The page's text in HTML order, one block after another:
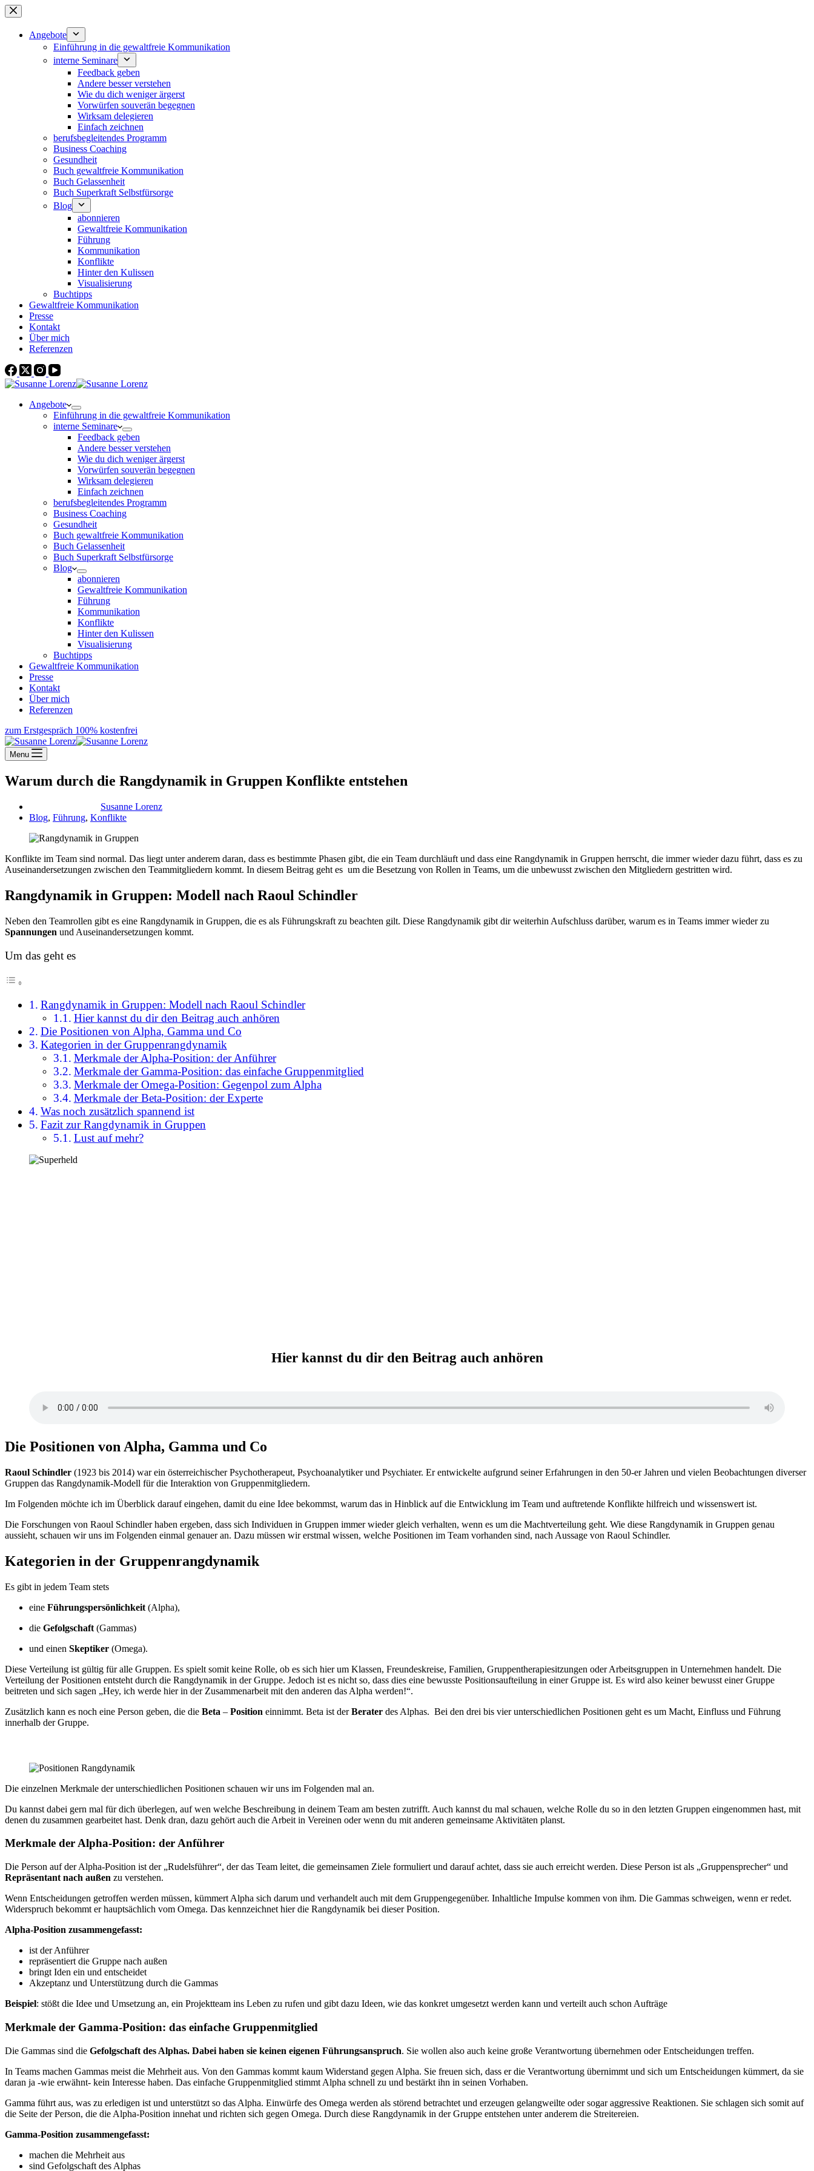
Zum
Inhalt
springenAngebote
Einführung in die gewaltfreie Kommunikation
interne Seminare
Feedback geben
Andere besser verstehen
Wie du dich weniger ärgerst
Vorwürfen souverän begegnen
Wirksam delegieren
Einfach zeichnen
berufsbegleitendes Programm
Business Coaching
Gesundheit
Buch gewaltfreie Kommunikation
Buch Gelassenheit
Buch Superkraft Selbstfürsorge
Blog
abonnieren
Gewaltfreie Kommunikation
Führung
Kommunikation
Konflikte
Hinter den Kulissen
Visualisierung
Buchtipps
Gewaltfreie Kommunikation
Presse
Kontakt
Über mich
Referenzen
Angebote
Einführung in die gewaltfreie Kommunikation
interne Seminare
Feedback geben
Andere besser verstehen
Wie du dich weniger ärgerst
Vorwürfen souverän begegnen
Wirksam delegieren
Einfach zeichnen
berufsbegleitendes Programm
Business Coaching
Gesundheit
Buch gewaltfreie Kommunikation
Buch Gelassenheit
Buch Superkraft Selbstfürsorge
Blog
abonnieren
Gewaltfreie Kommunikation
Führung
Kommunikation
Konflikte
Hinter den Kulissen
Visualisierung
Buchtipps
Gewaltfreie Kommunikation
Presse
Kontakt
Über mich
Referenzen
zum Erstgespräch 100% kostenfrei
Menu
Warum durch die Rangdynamik in Gruppen Konflikte entstehen
Susanne Lorenz
Blog, Führung, Konflikte
Konflikte im Team sind normal. Das liegt unter anderem daran, dass es bestimmte Phasen gibt, die ein Team durchläuft und dass eine Rangdynamik in Gruppen herrscht, die immer wieder dazu führt, dass es zu
Auseinandersetzungen zwischen den Teammitgliedern kommt. In diesem Beitrag geht es um die Besetzung von Rollen in Teams, um die unbewusst zwischen den Mitgliedern gestritten wird.
Rangdynamik in Gruppen: Modell nach Raoul Schindler
Neben den Teamrollen gibt es eine Rangdynamik in Gruppen, die es als Führungskraft zu beachten gilt. Diese Rangdynamik gibt dir weiterhin Aufschluss darüber, warum es in Teams immer wieder zu
Spannungen und Auseinandersetzungen kommt.
Um das geht es
Rangdynamik in Gruppen: Modell nach Raoul Schindler
Hier kannst du dir den Beitrag auch anhören
Die Positionen von Alpha, Gamma und Co
Kategorien in der Gruppenrangdynamik
Merkmale der Alpha-Position: der Anführer
Merkmale der Gamma-Position: das einfache Gruppenmitglied
Merkmale der Omega-Position: Gegenpol zum Alpha
Merkmale der Beta-Position: der Experte
Was noch zusätzlich spannend ist
Fazit zur Rangdynamik in Gruppen
Lust auf mehr?
Hier kannst du dir den Beitrag auch anhören
Die Positionen von Alpha, Gamma und Co
Raoul Schindler (1923 bis 2014) war ein österreichischer Psychotherapeut, Psychoanalytiker und Psychiater. Er entwickelte aufgrund seiner Erfahrungen in den 50-er Jahren und vielen Beobachtungen diverser
Gruppen das Rangdynamik-Modell für die Interaktion von Gruppenmitgliedern.
Im Folgenden möchte ich im Überblick darauf eingehen, damit du eine Idee bekommst, warum das in Hinblick auf die Entwicklung im Team und auftretende Konflikte hilfreich und wissenswert ist.
Die Forschungen von Raoul Schindler haben ergeben, dass sich Individuen in Gruppen immer wieder gleich verhalten, wenn es um die Machtverteilung geht. Wie diese Rangdynamik in Gruppen genau
aussieht, schauen wir uns im Folgenden einmal genauer an. Dazu müssen wir erstmal wissen, welche Positionen im Team vorhanden sind, nach Aussage von Raoul Schindler.
Kategorien in der Gruppenrangdynamik
Es gibt in jedem Team stets
eine Führungspersönlichkeit (Alpha),
die Gefolgschaft (Gammas)
und einen Skeptiker (Omega).
Diese Verteilung ist gültig für alle Gruppen. Es spielt somit keine Rolle, ob es sich hier um Klassen, Freundeskreise, Familien, Gruppentherapiesitzungen oder Arbeitsgruppen in Unternehmen handelt. Die
Verteilung der Positionen entsteht durch die Rangdynamik in der Gruppe. Jedoch ist es nicht so, dass dies eine bewusste Positionsaufteilung in einer Gruppe ist. Es wird also keiner bewusst einer Gruppe
beitreten und sich sagen „Hey, ich werde hier in der Zusammenarbeit mit den anderen das Alpha werden!“.
Zusätzlich kann es noch eine Person geben, die die Beta – Position einnimmt. Beta ist derBerater des Alphas. Bei den drei bis vier unterschiedlichen Positionen geht es um Macht, Einfluss und Führung
innerhalb der Gruppe.
Die einzelnen Merkmale der unterschiedlichen Positionen schauen wir uns im Folgenden mal an.
Du kannst dabei gern mal für dich überlegen, auf wen welche Beschreibung in deinem Team am besten zutrifft. Auch kannst du mal schauen, welche Rolle du so in den letzten Gruppen eingenommen hast, mit
denen du zusammen gearbeitet hast. Denk dran, dazu gehört auch die Arbeit in Vereinen oder wenn du mit anderen gemeinsame Aktivitäten planst.
Merkmale der Alpha-Position: der Anführer
Die Person auf der Alpha-Position ist der „Rudelsführer“, der das Team leitet, die gemeinsamen Ziele formuliert und darauf achtet, dass sie auch erreicht werden. Diese Person ist als „Gruppensprecher“ und
Repräsentant nach außen zu verstehen.
Wenn Entscheidungen getroffen werden müssen, kümmert Alpha sich darum und verhandelt auch mit dem Gruppengegenüber. Inhaltliche Impulse kommen von ihm. Die Gammas schweigen, wenn er redet.
Widerspruch bekommt er hauptsächlich vom Omega. Das kennzeichnet hier die Rangdynamik bei dieser Position.
Alpha-Position zusammengefasst:
ist der Anführer
repräsentiert die Gruppe nach außen
bringt Iden ein und entscheidet
Akzeptanz und Unterstützung durch die Gammas
Beispiel: stößt die Idee und Umsetzung an, ein Projektteam ins Leben zu rufen und gibt dazu Ideen, wie das konkret umgesetzt werden kann und verteilt auch schon Aufträge
Merkmale der Gamma-Position: das einfache Gruppenmitglied
Die Gammas sind die Gefolgschaft des Alphas. Dabei haben sie keinen eigenen Führungsanspruch. Sie wollen also auch keine große Verantwortung übernehmen oder Entscheidungen treffen.
In Teams machen Gammas meist die Mehrheit aus. Von den Gammas kommt kaum Widerstand gegen Alpha. Sie freuen sich, dass er die Verantwortung übernimmt und sich um Entscheidungen kümmert, da sie
daran ja -wie erwähnt- kein Interesse haben. Das einfache Gruppenmitglied stimmt Alpha schnell zu und bestärkt ihn in seinen Vorhaben.
Gamma führt aus, was zu erledigen ist und unterstützt so das Alpha. Einwürfe des Omega werden als störend betrachtet und erzeugen gelangweilte oder sogar aggressive Reaktionen. Sie schlagen sich somit auf
die Seite der Person, die die Alpha-Position innehat und richten sich gegen Omega. Durch diese Rangdynamik in der Gruppe entstehen unter anderem die Streitereien.
Gamma-Position zusammengefasst:
machen die Mehrheit aus
sind Gefolgschaft des Alphas